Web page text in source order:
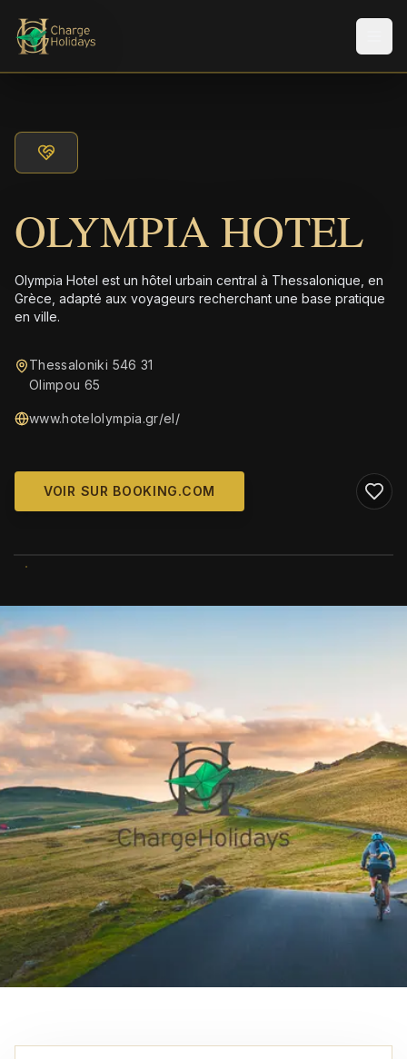
OLYMPIA HOTEL
Olympia Hotel est un hôtel urbain central à Thessalonique, en
Grèce, adapté aux voyageurs recherchant une base pratique
en ville.
Thessaloniki 546 31
Olimpou 65
www.hotelolympia.gr/el/
VOIR SUR BOOKING.COM